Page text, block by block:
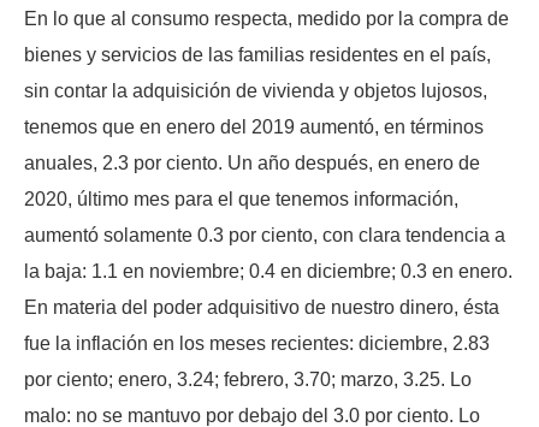
En lo que al consumo respecta, medido por la compra de
bienes y servicios de las familias residentes en el país,
sin contar la adquisición de vivienda y objetos lujosos,
tenemos que en enero del 2019 aumentó, en términos
anuales, 2.3 por ciento. Un año después, en enero de
2020, último mes para el que tenemos información,
aumentó solamente 0.3 por ciento, con clara tendencia a
la baja: 1.1 en noviembre; 0.4 en diciembre; 0.3 en enero.
En materia del poder adquisitivo de nuestro dinero, ésta
fue la inflación en los meses recientes: diciembre, 2.83
por ciento; enero, 3.24; febrero, 3.70; marzo, 3.25. Lo
malo: no se mantuvo por debajo del 3.0 por ciento. Lo